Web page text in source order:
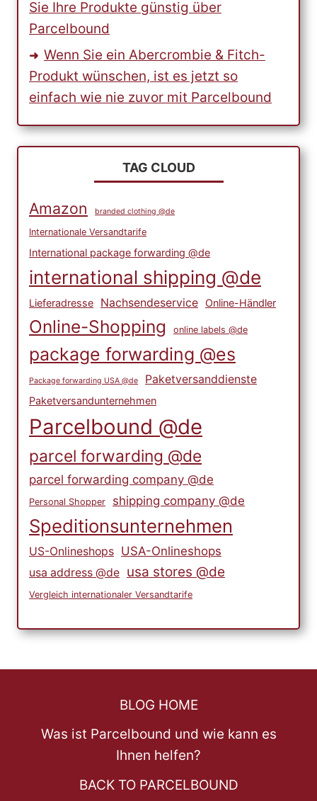
Sie Ihre Produkte günstig über
Parcelbound
Wenn Sie ein Abercrombie & Fitch-
Produkt wünschen, ist es jetzt so
einfach wie nie zuvor mit Parcelbound
TAG CLOUD
Amazon branded clothing @de
Internationale Versandtarife
International package forwarding @de
international shipping @de
Lieferadresse Nachsendeservice Online-Händler
Online-Shopping online labels @de
package forwarding @es
Package forwarding USA @de Paketversanddienste
Paketversandunternehmen
Parcelbound @de
parcel forwarding @de
parcel forwarding company @de
Personal Shopper shipping company @de
Speditionsunternehmen
US-Onlineshops USA-Onlineshops
usa address @de usa stores @de
Vergleich internationaler Versandtarife
BLOG HOME
Was ist Parcelbound und wie kann es
Ihnen helfen?
BACK TO PARCELBOUND